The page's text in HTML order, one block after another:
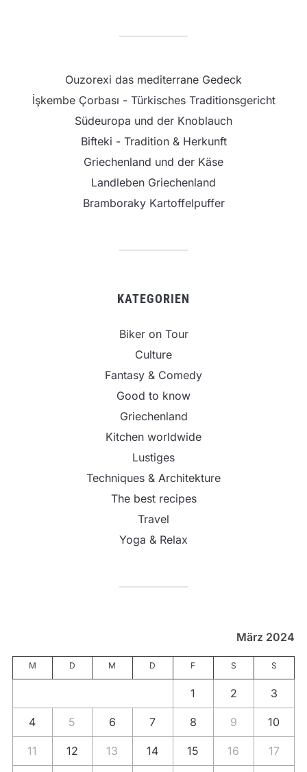
Ouzorexi das mediterrane Gedeck
İşkembe Çorbası - Türkisches Traditionsgericht
Südeuropa und der Knoblauch
Bifteki - Tradition & Herkunft
Griechenland und der Käse
Landleben Griechenland
Bramboraky Kartoffelpuffer
KATEGORIEN
Biker on Tour
Culture
Fantasy & Comedy
Good to know
Griechenland
Kitchen worldwide
Lustiges
Techniques & Architekture
The best recipes
Travel
Yoga & Relax
März 2024
M D M D F S S
1 2 3
4 5 6 7 8 9 10
11 12 13 14 15 16 17